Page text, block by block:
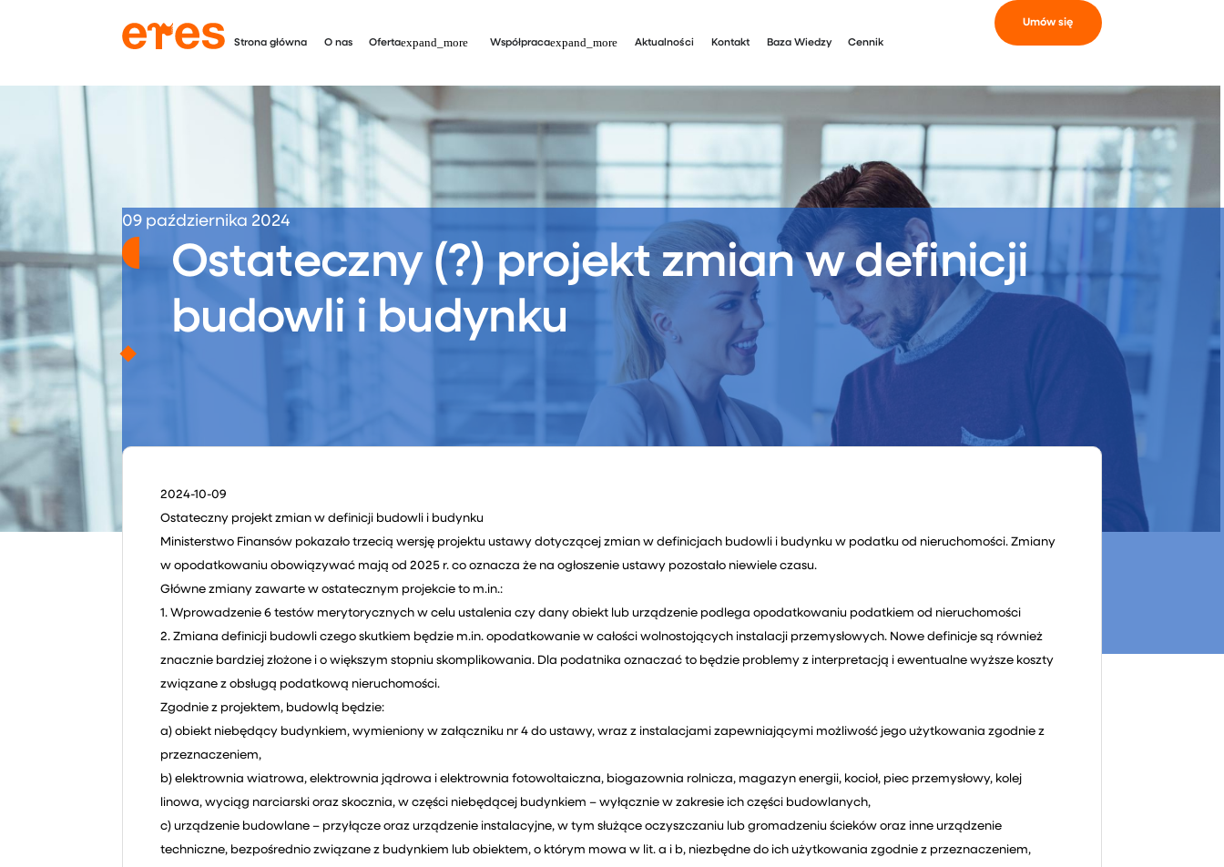
Strona główna O nas Oferta Współpraca Aktualności Kontakt Baza Wiedzy Cennik
Umów się
09 października 2024
Ostateczny (?) projekt zmian w definicji
budowli i budynku
2024-10-09
Ostateczny projekt zmian w definicji budowli i budynku
Ministerstwo Finansów pokazało trzecią wersję projektu ustawy dotyczącej zmian w definicjach budowli i budynku w podatku od nieruchomości. Zmiany
w opodatkowaniu obowiązywać mają od 2025 r. co oznacza że na ogłoszenie ustawy pozostało niewiele czasu.
Główne zmiany zawarte w ostatecznym projekcie to m.in.:
1. Wprowadzenie 6 testów merytorycznych w celu ustalenia czy dany obiekt lub urządzenie podlega opodatkowaniu podatkiem od nieruchomości
2. Zmiana definicji budowli czego skutkiem będzie m.in. opodatkowanie w całości wolnostojących instalacji przemysłowych. Nowe definicje są również
znacznie bardziej złożone i o większym stopniu skomplikowania. Dla podatnika oznaczać to będzie problemy z interpretacją i ewentualne wyższe koszty
związane z obsługą podatkową nieruchomości.
Zgodnie z projektem, budowlą będzie:
a) obiekt niebędący budynkiem, wymieniony w załączniku nr 4 do ustawy, wraz z instalacjami zapewniającymi możliwość jego użytkowania zgodnie z
przeznaczeniem,
b) elektrownia wiatrowa, elektrownia jądrowa i elektrownia fotowoltaiczna, biogazownia rolnicza, magazyn energii, kocioł, piec przemysłowy, kolej
linowa, wyciąg narciarski oraz skocznia, w części niebędącej budynkiem – wyłącznie w zakresie ich części budowlanych,
c) urządzenie budowlane – przyłącze oraz urządzenie instalacyjne, w tym służące oczyszczaniu lub gromadzeniu ścieków oraz inne urządzenie
techniczne, bezpośrednio związane z budynkiem lub obiektem, o którym mowa w lit. a i b, niezbędne do ich użytkowania zgodnie z przeznaczeniem,